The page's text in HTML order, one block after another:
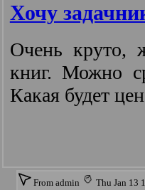
Хочу
Очень круто,
книг. Можно
Какая будет
From admin Thu Jan 13